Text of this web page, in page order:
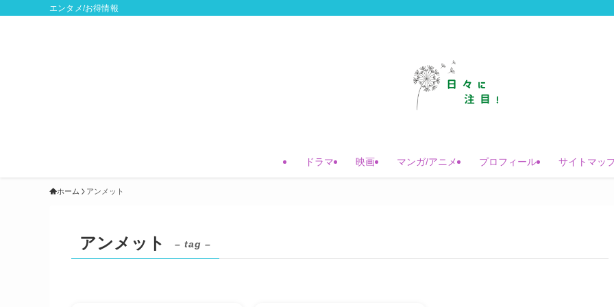
エンタメ/お得情報
ドラマ 映画 マンガ/アニメ プロフィール サイトマッ
ホーム アンメット
アンメット – tag –